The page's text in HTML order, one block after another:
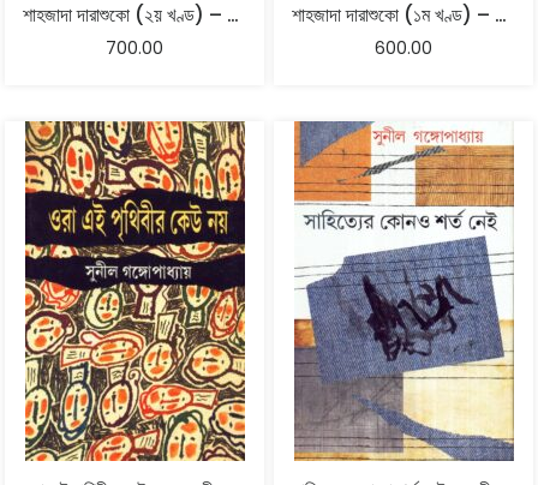
শাহজাদা দারাশুকো (২য় খণ্ড) – শ্যামল গঙ্গোপাধ্যায়
700.00
শাহজাদা দারাশুকো (১ম খণ্ড) – শ্যামল গঙ্গোপাধ্যায়
600.00